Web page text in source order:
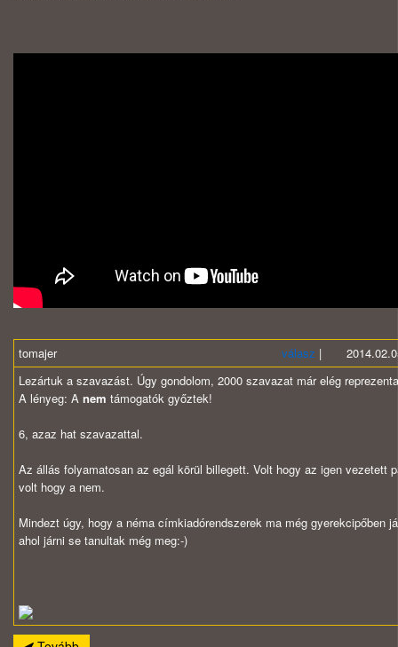
tomajer válasz |
Lezártuk a szavazást. Úgy gondolom, 2000 szavazat már elég
A lényeg: A nem támogatók győztek!
6, azaz hat szavazattal.
Az állás folyamatosan az egál körül billegett. Volt hogy az igen vezetett
volt hogy a nem.
Mindezt úgy, hogy a néma címkiadórendszerek ma még gyerekcipőben
ahol járni se tanultak még meg:-)